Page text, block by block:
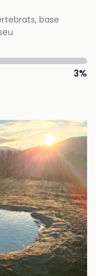
base
3%